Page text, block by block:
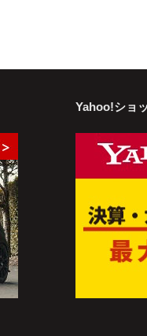
Yahoo!ショ